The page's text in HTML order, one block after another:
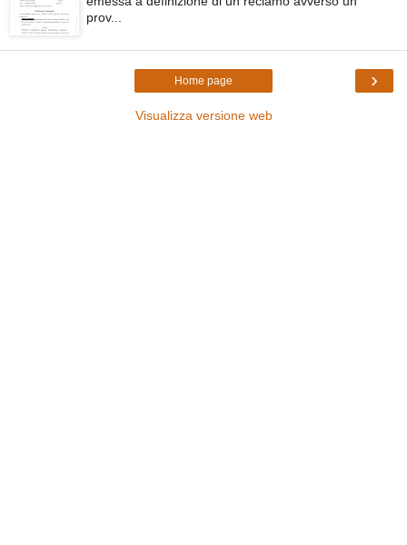
prov...
›
Home page
Visualizza versione web